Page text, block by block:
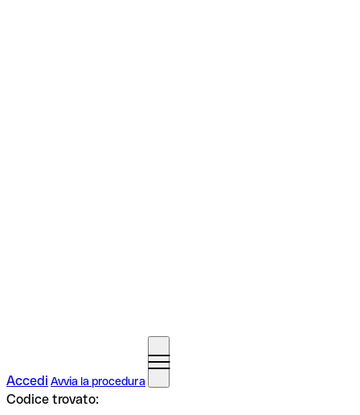
Accedi Avvia la procedura
Codice trovato: